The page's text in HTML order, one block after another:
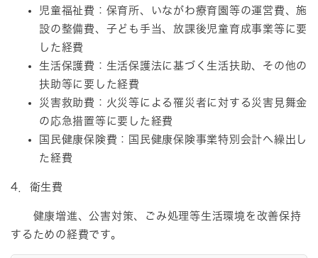
児童福祉費：保育所、いながわ療育園等の運営費、施
設の整備費、子ども手当、放課後児童育成事業等に要
した経費
生活保護費：生活保護法に基づく生活扶助、その他の
扶助等に要した経費
災害救助費：火災等による罹災者に対する災害見舞金
の応急措置等に要した経費
国民健康保険費：国民健康保険事業特別会計へ繰出し
た経費
4．衛生費
健康増進、公害対策、ごみ処理等生活環境を改善保持
するための経費です。